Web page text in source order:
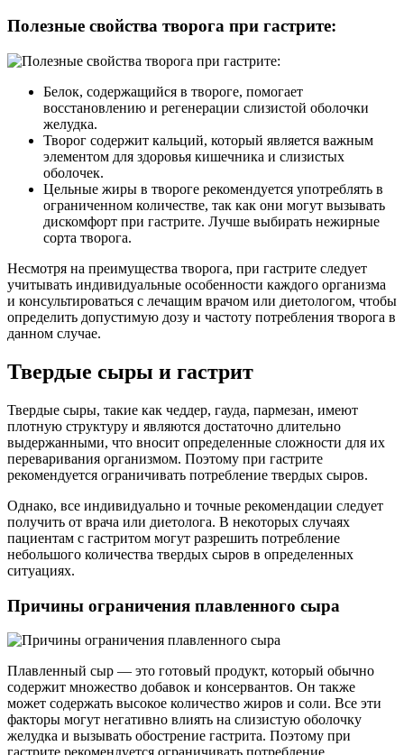
Полезные свойства творога при гастрите:
Белок, содержащийся в твороге, помогает
восстановлению и регенерации слизистой оболочки
желудка.
Творог содержит кальций, который является важным
элементом для здоровья кишечника и слизистых
оболочек.
Цельные жиры в твороге рекомендуется употреблять в
ограниченном количестве, так как они могут вызывать
дискомфорт при гастрите. Лучше выбирать нежирные
сорта творога.
Несмотря на преимущества творога, при гастрите следует
учитывать индивидуальные особенности каждого организма
и консультироваться с лечащим врачом или диетологом, чтобы
определить допустимую дозу и частоту потребления творога в
данном случае.
Твердые сыры и гастрит
Твердые сыры, такие как чеддер, гауда, пармезан, имеют
плотную структуру и являются достаточно длительно
выдержанными, что вносит определенные сложности для их
переваривания организмом. Поэтому при гастрите
рекомендуется ограничивать потребление твердых сыров.
Однако, все индивидуально и точные рекомендации следует
получить от врача или диетолога. В некоторых случаях
пациентам с гастритом могут разрешить потребление
небольшого количества твердых сыров в определенных
ситуациях.
Причины ограничения плавленного сыра
Плавленный сыр — это готовый продукт, который обычно
содержит множество добавок и консервантов. Он также
может содержать высокое количество жиров и соли. Все эти
факторы могут негативно влиять на слизистую оболочку
желудка и вызывать обострение гастрита. Поэтому при